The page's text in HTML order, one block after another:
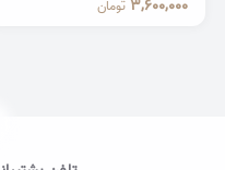
3,600,000 تومان